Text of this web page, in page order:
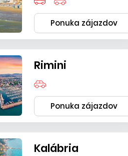
Ponuka zájazdov
Rimini
Ponuka zájazdov
Kalábria